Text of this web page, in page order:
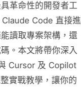
革命性的開發者工
Code 直接進
讀取專案架構，還
。本文將帶你深入
Cursor 及 Copilot
實戰教學，讓你的